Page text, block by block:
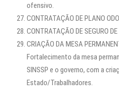
ofensivo.
CONTRATAÇÃO DE PLANO
CONTRATAÇÃO DE SEGURO DE
CRIAÇÃO DA MESA
Fortalecimento da mesa
SINSSP e o governo, com a
Estado/Trabalhadores.